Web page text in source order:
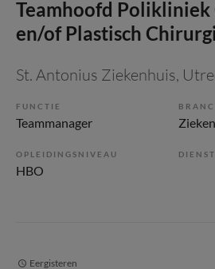
Teamhoofd
en/of Plastisch
St. Antonius Ziekenhuis,
FUNCTIE
Teammanager
OPLEIDINGSNIVEAU
HBO
Eergisteren